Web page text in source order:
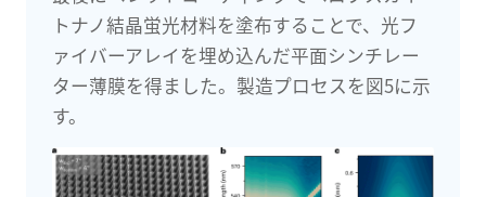
トナノ結晶蛍光材料を塗布することで、光フ
ァイバーアレイを埋め込んだ平面シンチレー
ター薄膜を得ました。製造プロセスを図5に示
す。